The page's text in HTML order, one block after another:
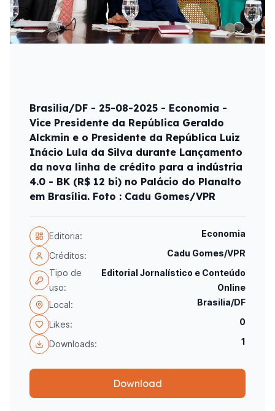
Brasilia/DF - 25-08-2025 - Economia -
Vice Presidente da República Geraldo
Alckmin e o Presidente da República Luiz
Inácio Lula da Silva durante Lançamento
da nova linha de crédito para a indústria
4.0 - BK (R$ 12 bi) no Palácio do Planalto
em Brasília. Foto : Cadu Gomes/VPR
Editoria: Economia
Créditos:
Cadu Gomes/VPR
Tipo de
uso:
Editorial Jornalístico e Conteúdo
Online
Local:
Brasilia/DF
Likes: 0
Downloads: 1
Download